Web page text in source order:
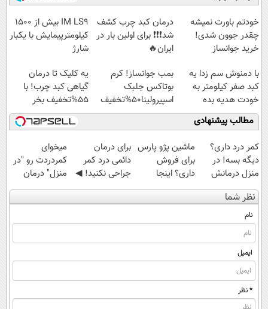
امشب)
نداری امتحانش
مجانیه
◗پرسش‌نامه◖
خودتم باورت نمیشه
چقدر جوون شدی!
خرید جوانساز
ویژه
درمان کبد چرب کشف
شد❗❗❗ برای اولین بار در
ایران🔥
IM LS9 بیش از 1500
کیلومترپیمایش با یکبار
شارژ
با دمنوش سم زدا یه
کبد صفر کیلومتر به
خودت هدیه بده
بمب جوانساز! کرم
بوتاکس جلبک
اسپیرولینا50%تخفیف
یه کلیک تا درمان
گیاهی کبد چرب! با
55%تخفیف بخر
مطالب پیشنهادی
کمر درد داری؟
دیگه بسه! در
منزل درمانش
کن
(◀پرسش‌نامه)
ماشین پژو پارس
برای فروش
داری؟ اینجا
سریع بفروشش
برای درمان
دائمی درد کمر
جراحی نکنید! ◀
پرسش‌نامه رو پر
کن ▶
میخوای
کمردردت رو "در
منزل" درمان
کنی؟ (◂فیلم +
◂پرسش‌نامه)
نظر شما
نام
ایمیل
* نظر